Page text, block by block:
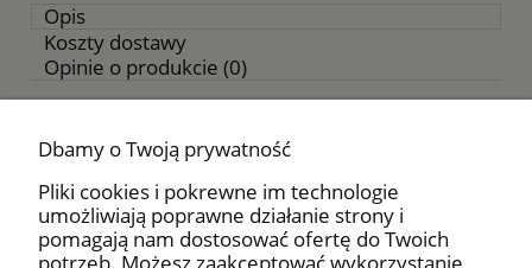
Opis
Koszty dostawy
Opinie o produkcie (0)
Pieprz czarny młotkowany, skórka cytryny.
Polecamy:
Do ryb smażonych i grillowanych, mięs pieczonych,
Dbamy o Twoją prywatność
Pliki cookies i pokrewne im technologie
umożliwiają poprawne działanie strony i
pomagają nam dostosować ofertę do Twoich